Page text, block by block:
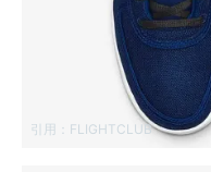
引用： FLIGHTCLUB